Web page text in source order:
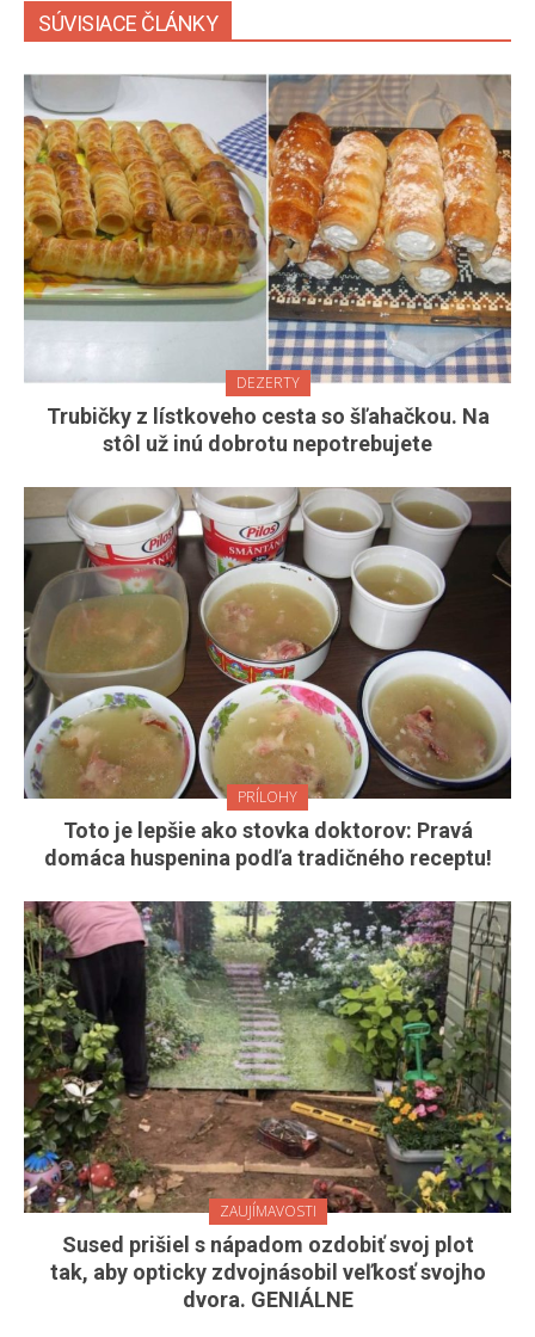
SÚVISIACE ČLÁNKY
DEZERTY
Trubičky z lístkoveho cesta so šľahačkou. Na
stôl už inú dobrotu nepotrebujete
PRÍLOHY
Toto je lepšie ako stovka doktorov: Pravá
domáca huspenina podľa tradičného receptu!
ZAUJÍMAVOSTI
Sused prišiel s nápadom ozdobiť svoj plot
tak, aby opticky zdvojnásobil veľkosť svojho
dvora. GENIÁLNE